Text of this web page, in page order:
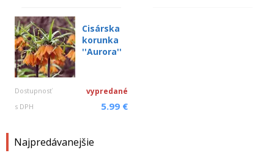
Cisárska
korunka
''Aurora''
Dostupnosť vypredané
s DPH 5.99 €
Najpredávanejšie